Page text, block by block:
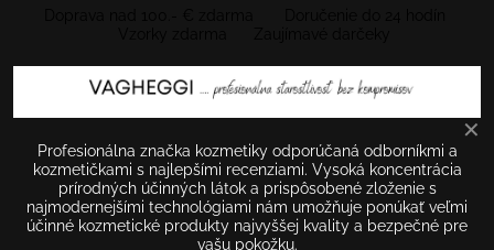
✕
Profesionálna značka kozmetiky odporúčaná odborníkmi a
kozmetičkami s najlepšími recenziami. Vysoká koncentrácia
prírodných účinných látok a prispôsobené zloženie s
najmodernejšími technológiami nám umožňuje ponúkať veľmi
účinné kozmetické produkty najvyššej kvality a bezpečné pre
vašu pokožku.